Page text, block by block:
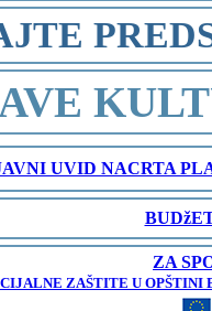
UVID NACRTA
ZA
ZAŠTITE U OPŠTINI